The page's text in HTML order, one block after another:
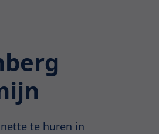
te huren in